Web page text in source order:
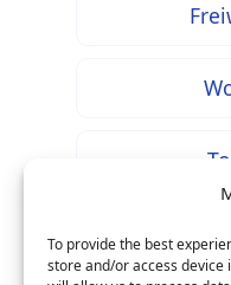
To provide the best
store and/or access